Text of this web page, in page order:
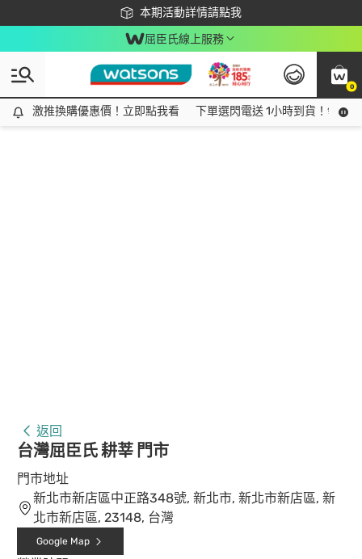
本期活動詳情請點我
下載app最高回饋$350
屈臣氏線上服務
0
激推換購優惠價！立即點我看
激推換購優惠價！立即點我看 下單選閃電送 1小時到貨！領神
返回
台灣屈臣氏 耕莘 門市
門市地址
新北市新店區中正路348號, 新北市, 新北市新店區, 新
北市新店區, 23148, 台灣
Google Map